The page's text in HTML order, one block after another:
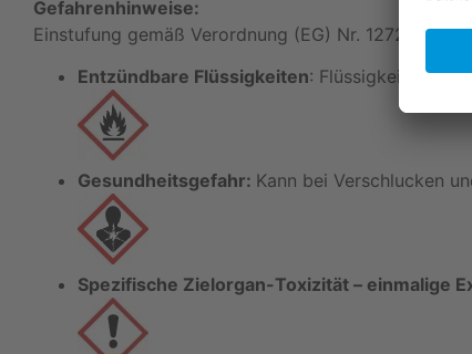
Gefahrenhinweise:
Einstufung gemäß Verordnung (EG) Nr. 1272/2008
Entzündbare Flüssigkeiten: Flüssigkeit und
Gesundheitsgefahr: Kann bei Verschlucken
Spezifische Zielorgan-Toxizität – einmalige